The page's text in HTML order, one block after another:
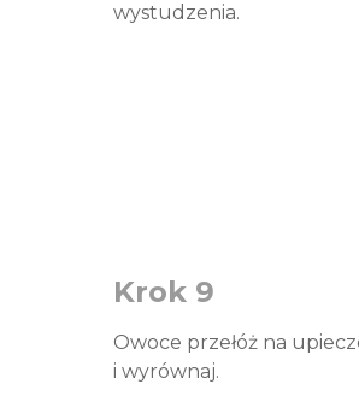
wystudzenia.
Krok 9
Owoce przełóż na
i wyrównaj.